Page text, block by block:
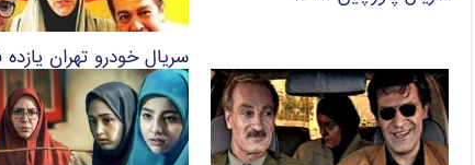
سریال خودرو تهران یازده ۱۳۷۵